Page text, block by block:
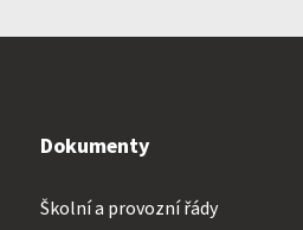
Dokumenty
Školní a provozní řády